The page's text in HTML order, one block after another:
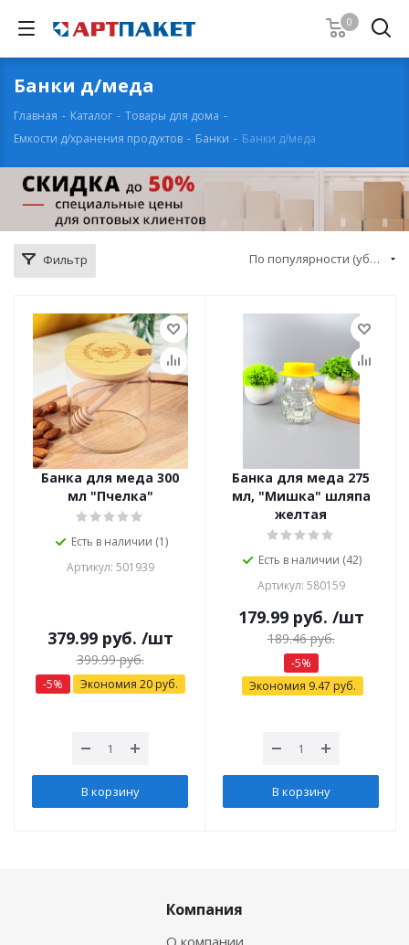
0
Банки д/меда
Главная - Каталог - Товары для дома -
Емкости д/хранения продуктов - Банки - Банки д/меда
Фильтр По популярности (убывание)
Банка для меда 300
мл "Пчелка"
Есть в наличии (1)
Артикул: 501939
379.99руб. /шт
399.99руб.
-5% Экономия 20руб.
В корзину
Банка для меда 275
мл, "Мишка" шляпа
желтая
Есть в наличии (42)
Артикул: 580159
179.99руб. /шт
189.46руб.
-5%
Экономия 9.47 руб.
В корзину
Компания
О компании